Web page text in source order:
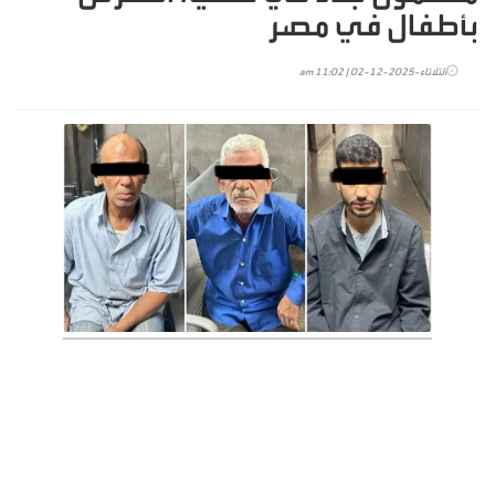
بأطفال في مصر
الثلاثاء-2025-12-02 | 11:02 am